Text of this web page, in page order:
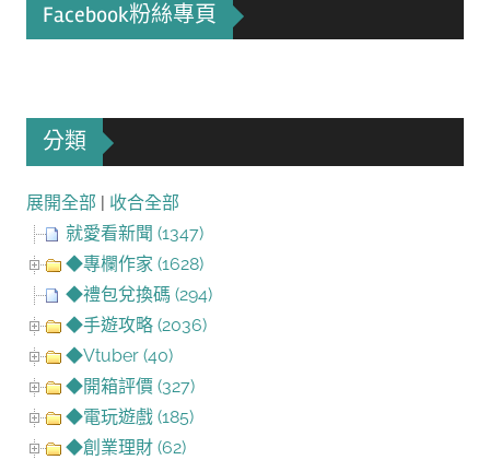
Facebook粉絲專頁
分類
展開全部 | 收合全部
就愛看新聞 (1347)
◆專欄作家 (1628)
◆禮包兌換碼 (294)
◆手遊攻略 (2036)
◆Vtuber (40)
◆開箱評價 (327)
◆電玩遊戲 (185)
◆創業理財 (62)